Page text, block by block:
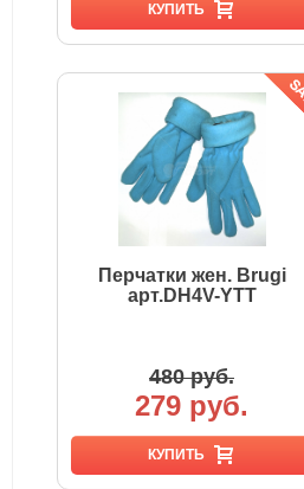
КУПИТЬ
Перчатки жен. Brugi
арт.DH4V-YTT
480 руб.
279 руб.
КУПИТЬ